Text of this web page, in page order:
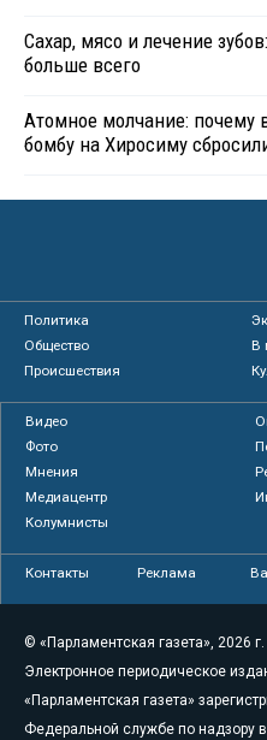
Сахар, мясо и лечение
больше всего
Атомное молчание: почему
бомбу на Хиросиму
Политика
Общество
В
Происшествия
Видео
Фото
Мнения
Медиацентр
Колумнисты
Контакты Реклама
© «Парламентская газета», 2026 г.
Электронное периодическое
«Парламентская газета»
Федеральной службе по надзору